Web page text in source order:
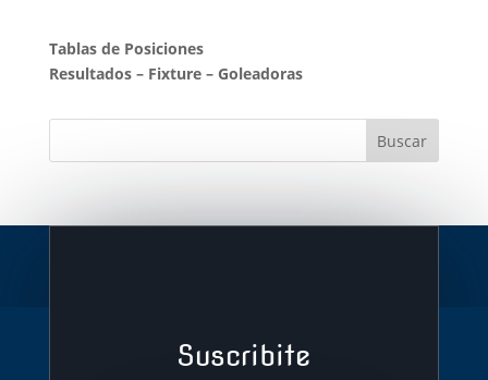
Tablas de Posiciones
Resultados– Fixture– Goleadoras
Suscribite